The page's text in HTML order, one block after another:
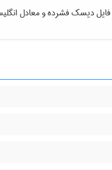
دیسک فشردهو معادل